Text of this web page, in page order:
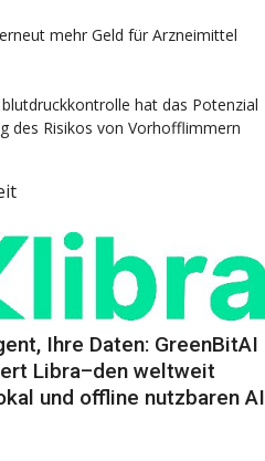
mehr Geld für Arzneimittel
hat das Potenzial
des Risikos von Vorhofflimmern
Ihre Daten: GreenBitAI
Libra–den weltweit
und offline nutzbaren AI